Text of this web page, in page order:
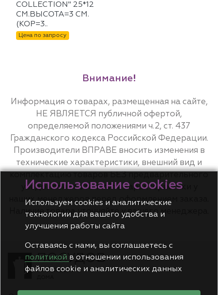
COLLECTION" 25*12
СМ.ВЫСОТА=3 СМ.
(КОР=3..
Цена по запросу
Внимание!
Информация о товарах, размещенная на сайте,
НЕ ЯВЛЯЕТСЯ публичной офертой,
определяемой положениями ч.2, ст. 437
Гражданского кодекса Российской Федерации.
Производители ВПРАВЕ вносить изменения в
технические характеристики, внешний вид и
уведомления. Уточняйте характеристики у
наших менеджеров перед оформлением заказа.
Наличие товара уточняйте у вашего менеджера.
Использование cookies
Используем cookies и аналитические
технологии для вашего удобства и
улучшения работы сайта
Оставаясь с нами, вы соглашаетесь с
политикой в отношении использования
файлов cookie и аналитических данных